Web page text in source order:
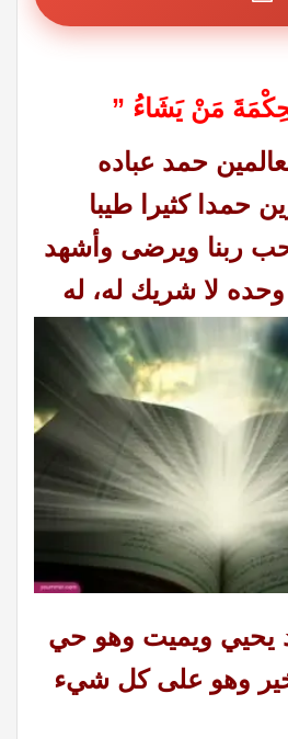
مَنْ يَشَاءُ ”
حمد عباده
حمدا كثيرا طيبا
ربنا ويرضى وأشهد
وحده لا شريك له، له
يحيي ويميت وهو حي
وهو على كل شيء